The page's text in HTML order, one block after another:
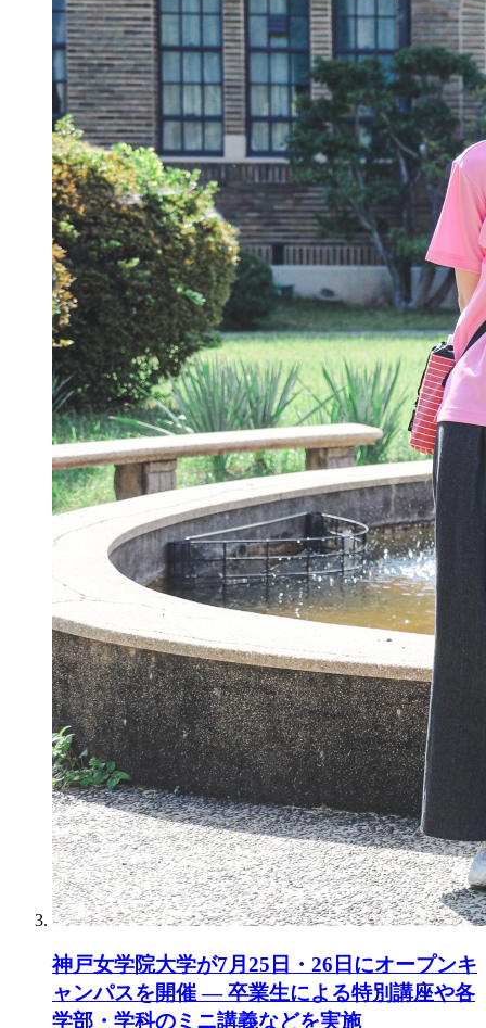
神戸女学院大学が7月25日・26日にオープンキ
ャンパスを開催 ― 卒業生による特別講座や各
学部・学科のミニ講義などを実施